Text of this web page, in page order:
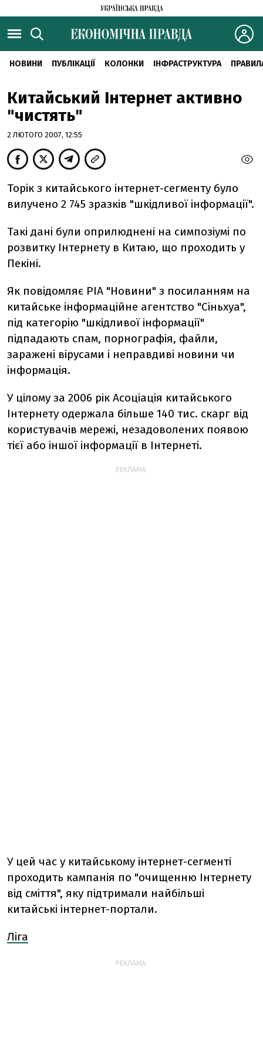
НОВИНИ ПУБЛІКАЦІЇ КОЛОНКИ ІНФРАСТРУКТУРА
Китайський Інтернет активно
"чистять"
2 ЛЮТОГО 2007, 12:55
Торік з китайського інтернет-сегменту було
вилучено 2 745 зразків "шкідливої інформації".
Такі дані були оприлюднені на симпозіумі по
розвитку Інтернету в Китаю, що проходить у
Пекіні.
Як повідомляє РІА "Новини" з посиланням на
китайське інформаційне агентство "Сіньхуа",
під категорію "шкідливої інформації"
підпадають спам, порнографія, файли,
заражені вірусами і неправдиві новини чи
інформація.
У цілому за 2006 рік Асоціація китайського
Інтернету одержала більше 140 тис. скарг від
користувачів мережі, незадоволених появою
тієї або іншої інформації в Інтернеті.
РЕКЛАМА:
У цей час у китайському інтернет-сегменті
проходить кампанія по "очищенню Інтернету
від сміття", яку підтримали найбільші
китайські інтернет-портали.
Ліга
РЕКЛАМА: